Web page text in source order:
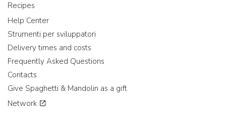
Recipes
Help Center
Strumenti per sviluppatori
Delivery times and costs
Frequently Asked Questions
Contacts
Give Spaghetti & Mandolin as a gift
Network